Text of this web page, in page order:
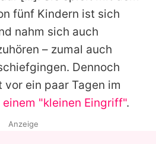
fünf Kindern ist sich
nahm sich auch
– zumal auch
Dennoch
ein paar Tagen im
einem "kleinen Eingriff".
Anzeige